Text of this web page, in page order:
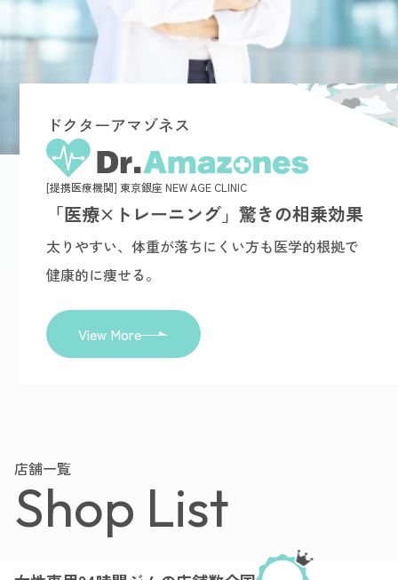
ドクターアマゾネス
[提携医療機関] 東京銀座 NEW AGE CLINIC
「医療×トレーニング」驚きの相乗効果
太りやすい、体重が落ちにくい方も医学的根拠で
健康的に痩せる。
View More
店舗一覧
Shop List